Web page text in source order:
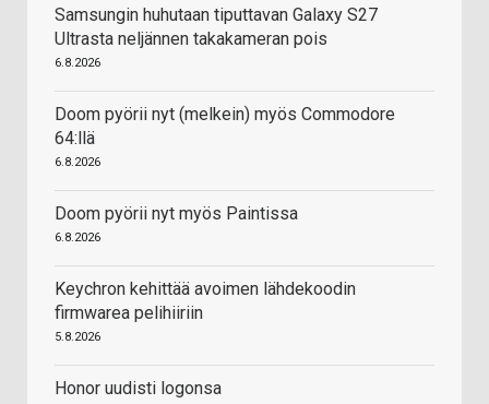
Samsungin huhutaan tiputtavan Galaxy S27
Ultrasta neljännen takakameran pois
6.8.2026
Doom pyörii nyt (melkein) myös Commodore
64:llä
6.8.2026
Doom pyörii nyt myös Paintissa
6.8.2026
Keychron kehittää avoimen lähdekoodin
firmwarea pelihiiriin
5.8.2026
Honor uudisti logonsa